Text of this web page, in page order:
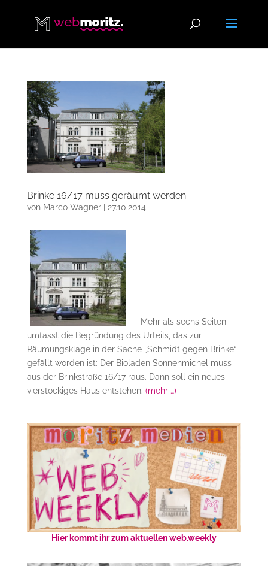
Brinke 16/17 muss geräumt werden
von Marco Wagner| 27.10.2014
Mehr als sechs Seiten
umfasst die Begründung des Urteils, das zur
Räumungsklage in der Sache „Schmidt gegen Brinke“
gefällt worden ist: Der Bioladen Sonnenmichel muss
aus der Brinkstraße 16/17 raus. Dann soll ein neues
vierstöckiges Haus entstehen. (mehr …)
Hier kommt ihr zum aktuellen web.weekly